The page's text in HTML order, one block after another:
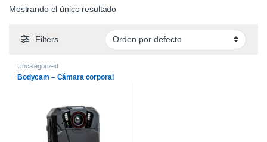
Mostrando el único resultado
Filters
Uncategorized
Bodycam – Cámara corporal